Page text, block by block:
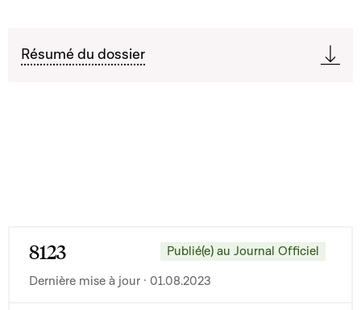
Résumé du dossier
8123
Publié(e) au Journal Officiel
Dernière mise à jour · 01.08.2023